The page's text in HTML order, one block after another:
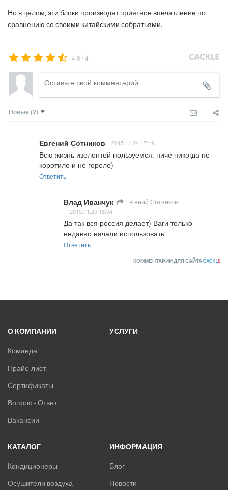
Но в целом, эти блоки производят приятное впечатление по
сравнению со своими китайскими собратьями.
4.8 /4
Новые (2)
Евгений Сотников 2015.11.24 17:19
Всю жизнь изолентой пользуемся. ничё никогда не
коротило и не горело)
Ответить
Влад Иванчук Евгений Сотников
2015.11.25 18:04
Да так вся россия делает) Ваги только
недавно начали использовать
Ответить
КОММЕНТАРИИ ДЛЯ САЙТАCACKLE
О КОМПАНИИ
Команда
Прайс-лист
Сертификаты
Вопрос - Ответ
Вакансии
УСЛУГИ
КАТАЛОГ
Кондиционеры
Осушители воздуха
ИНФОРМАЦИЯ
Блог
Новости